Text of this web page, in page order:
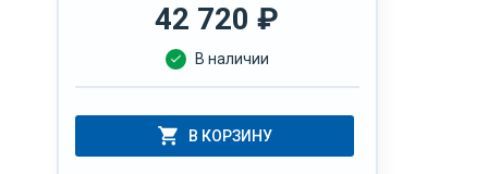
42 720 ₽
В наличии
В КОРЗИНУ